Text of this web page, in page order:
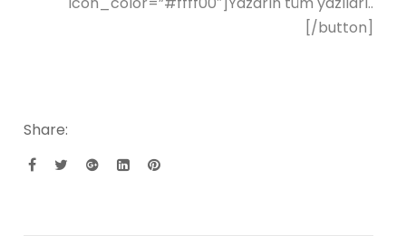
[/button]
Share: